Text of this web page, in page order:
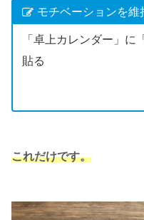
モチベーションを維
「卓上カレンダー」に
貼る
これだけです。